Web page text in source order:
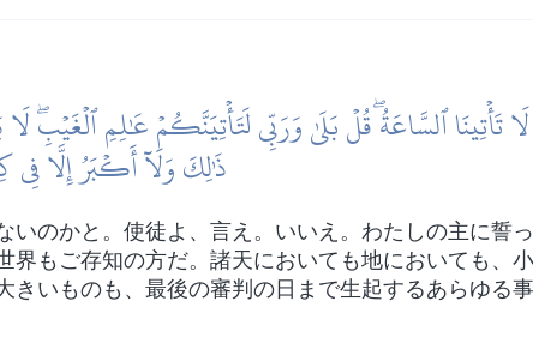
تَأۡتِينَا ٱلسَّاعَةُۖ قُلۡ بَلَىٰ وَرَبِّي لَتَأۡتِيَنَّكُمۡ عَٰلِمِ
ذَٰلِكَ وَلَآ أَكۡبَرُ إِلَّا
のかと。使徒よ、言え。いいえ。わたしの主に誓
もご存知の方だ。諸天においても地においても、
いものも、最後の審判の日まで生起するあらゆる